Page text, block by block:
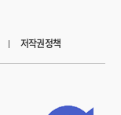
저작권정책